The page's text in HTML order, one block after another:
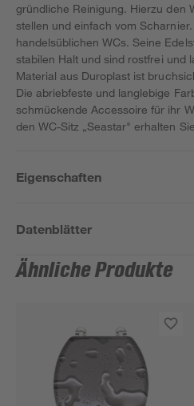
gründliche Reinigung. Hierzu den
stellen und einfach vom
handelsüblichen WCs. Seine
stabilen Halt und sind rostfrei und
Material aus Duroplast ist
Die abriebfeste und langlebige
schmückende Accessoire für ihr
den WC-Sitz „Seastar" erhalten
Eigenschaften
Datenblätter
Ähnliche Produkte